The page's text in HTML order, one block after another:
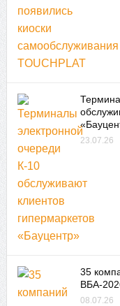
23.07.26
35
ВБА-
08.07.26